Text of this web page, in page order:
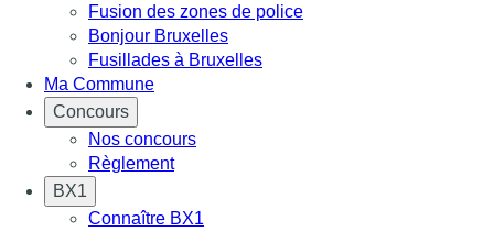
Fusion des zones de police
Bonjour Bruxelles
Fusillades à Bruxelles
Ma Commune
Concours
Nos concours
Règlement
BX1
Connaître BX1